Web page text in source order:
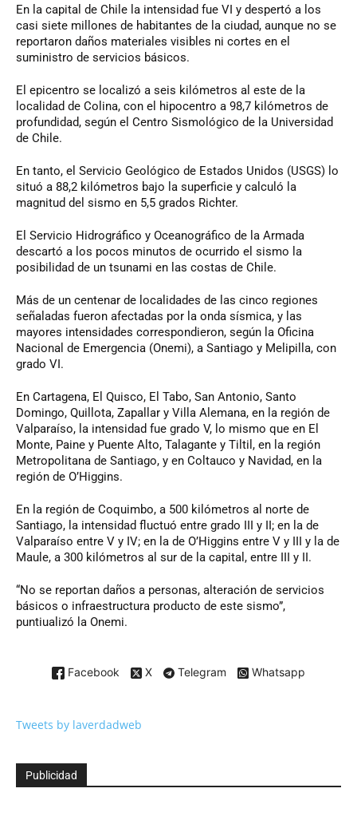
En la capital de Chile la intensidad fue VI y despertó a los
casi siete millones de habitantes de la ciudad, aunque no se
reportaron daños materiales visibles ni cortes en el
suministro de servicios básicos.
El epicentro se localizó a seis kilómetros al este de la
localidad de Colina, con el hipocentro a 98,7 kilómetros de
profundidad, según el Centro Sismológico de la Universidad
de Chile.
En tanto, el Servicio Geológico de Estados Unidos (USGS) lo
situó a 88,2 kilómetros bajo la superficie y calculó la
magnitud del sismo en 5,5 grados Richter.
El Servicio Hidrográfico y Oceanográfico de la Armada
descartó a los pocos minutos de ocurrido el sismo la
posibilidad de un tsunami en las costas de Chile.
Más de un centenar de localidades de las cinco regiones
señaladas fueron afectadas por la onda sísmica, y las
mayores intensidades correspondieron, según la Oficina
Nacional de Emergencia (Onemi), a Santiago y Melipilla, con
grado VI.
En Cartagena, El Quisco, El Tabo, San Antonio, Santo
Domingo, Quillota, Zapallar y Villa Alemana, en la región de
Valparaíso, la intensidad fue grado V, lo mismo que en El
Monte, Paine y Puente Alto, Talagante y Tiltil, en la región
Metropolitana de Santiago, y en Coltauco y Navidad, en la
región de O’Higgins.
En la región de Coquimbo, a 500 kilómetros al norte de
Santiago, la intensidad fluctuó entre grado III y II; en la de
Valparaíso entre V y IV; en la de O’Higgins entre V y III y la de
Maule, a 300 kilómetros al sur de la capital, entre III y II.
“No se reportan daños a personas, alteración de servicios
básicos o infraestructura producto de este sismo”,
puntiualizó la Onemi.
Facebook X Telegram Whatsapp
Tweets by laverdadweb
Publicidad